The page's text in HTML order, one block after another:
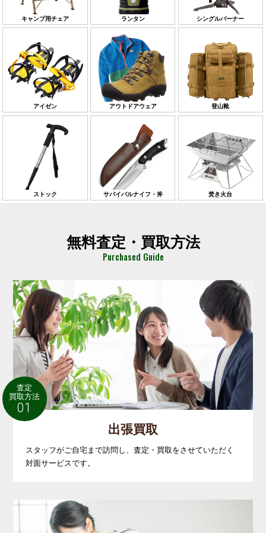
キャンプ用チェア ランタン シングルバーナー
アイゼン アウトドアウェア 登山靴
ストック サバイバルナイフ・斧 焚き火台
無料査定・買取方法
Purchased Guide
査定
買取方法
01
出張買取
スタッフがご自宅まで訪問し、査定・買取をさせていただく
対面サービスです。